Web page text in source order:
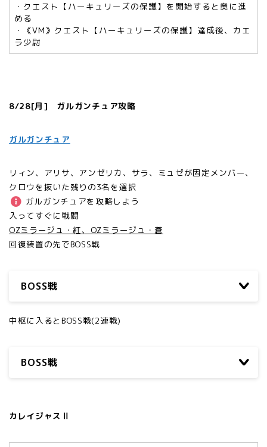
・クエスト【ハーキュリーズの保護】を開始すると奥に進
める
・《VM》クエスト【ハーキュリーズの保護】達成後、カエ
ラ少尉
8/28[月] ガルガンチュア攻略
ガルガンチュア
リィン、アリサ、アンゼリカ、サラ、ミュゼが固定メンバー、
クロウを抜いた残りの3名を選択
ガルガンチュアを攻略しよう
入ってすぐに戦闘
OZミラージュ・紅、OZミラージュ・蒼
回復装置の先でBOSS戦
BOSS戦
中枢に入るとBOSS戦(2連戦)
BOSS戦
カレイジャスⅡ